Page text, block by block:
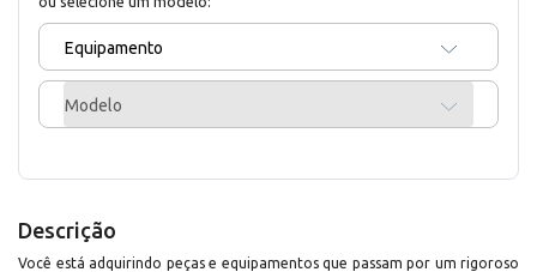
Equipamento
Modelo
Descrição
Você está adquirindo peças e equipamentos que passam por um rigoroso